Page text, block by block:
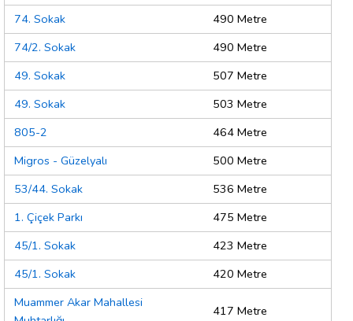
74. Sokak
490 Metre
74/2. Sokak
490 Metre
49. Sokak
507 Metre
49. Sokak
503 Metre
805-2
464 Metre
Migros - Güzelyalı
500 Metre
53/44. Sokak
536 Metre
1. Çiçek Parkı
475 Metre
45/1. Sokak
423 Metre
45/1. Sokak
420 Metre
Muammer Akar Mahallesi
417 Metre